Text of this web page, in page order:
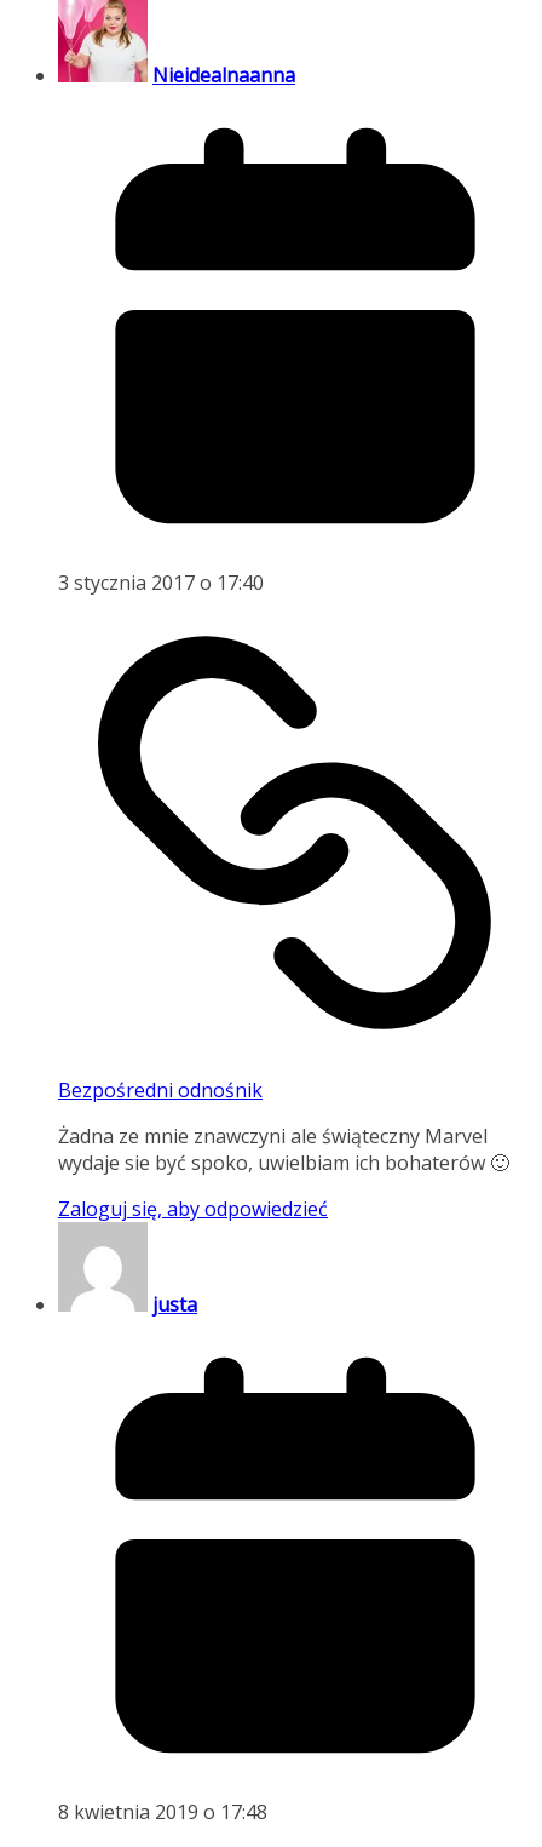
Nieidealnaanna
3 stycznia 2017 o 17:40
Bezpośredni odnośnik
Żadna ze mnie znawczyni ale świąteczny Marvel
wydaje sie być spoko, uwielbiam ich bohaterów 🙂
Zaloguj się, aby odpowiedzieć
justa
8 kwietnia 2019 o 17:48